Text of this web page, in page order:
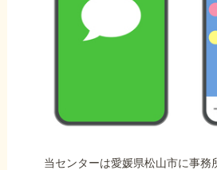
当センターは愛媛県松山市に事務